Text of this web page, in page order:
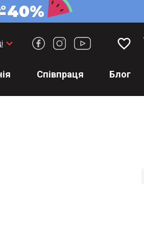
keyboard_arrow_down favorite_border
Співпраця Блог